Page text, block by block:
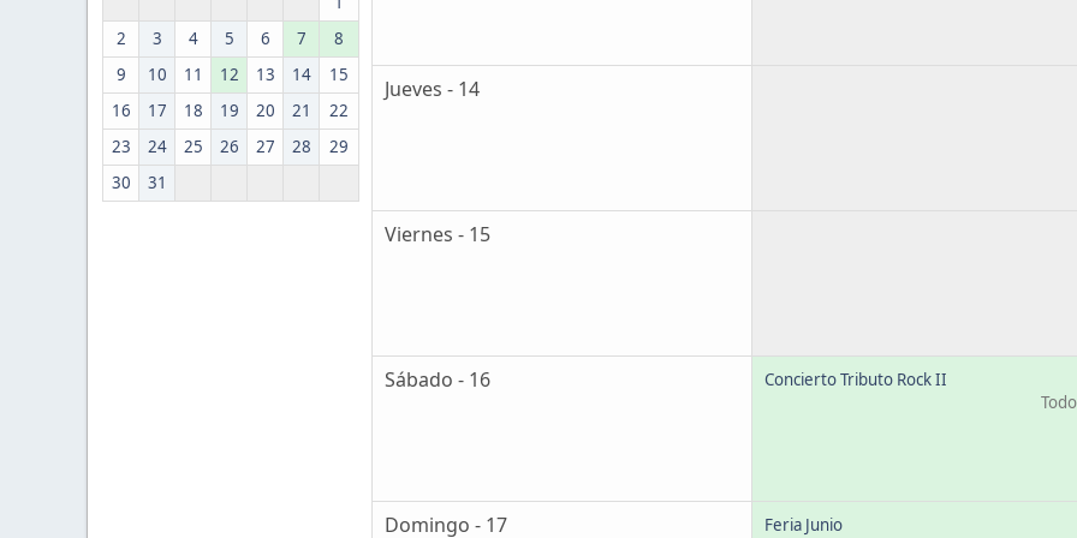
2
3 4 5 6 7
8
9
10 11 12 13 14
15
16
17 18 19 20 21
22
23
24 25 26 27 28
29
30
31
Jueves - 14
Viernes - 15
Sábado - 16
Concierto Tributo Rock II
Domingo - 17
Feria Junio